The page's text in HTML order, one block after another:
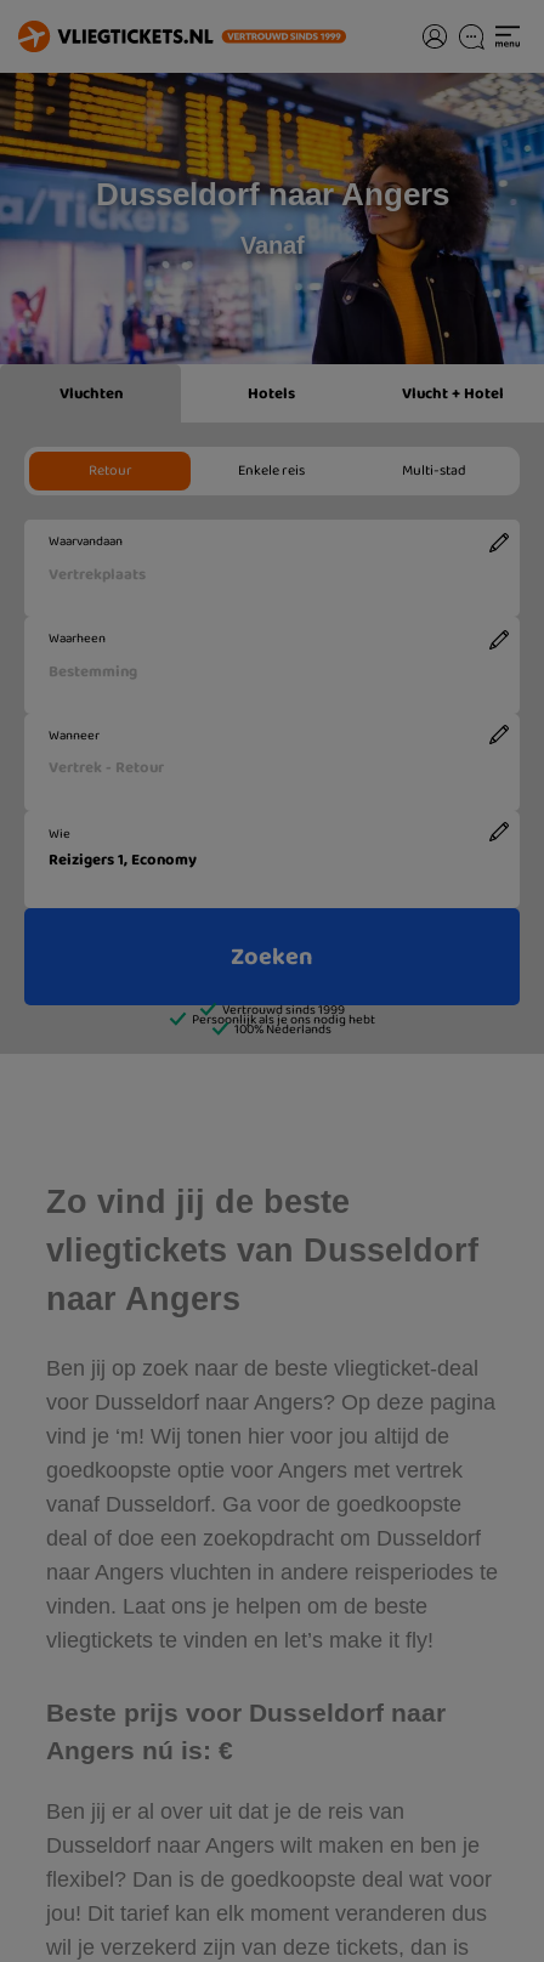
Dusseldorf naar Angers
Vanaf
Zo vind jij de beste
vliegtickets van Dusseldorf
naar Angers
Ben jij op zoek naar de beste vliegticket-deal
voor Dusseldorf naar Angers? Op deze pagina
vind je ‘m! Wij tonen hier voor jou altijd de
goedkoopste optie voor Angers met vertrek
vanaf Dusseldorf. Ga voor de goedkoopste
deal of doe een zoekopdracht om Dusseldorf
naar Angers vluchten in andere reisperiodes te
vinden. Laat ons je helpen om de beste
vliegtickets te vinden en let’s make it fly!
Beste prijs voor Dusseldorf naar
Angers nú is: €
Ben jij er al over uit dat je de reis van
Dusseldorf naar Angers wilt maken en ben je
flexibel? Dan is de goedkoopste deal wat voor
jou! Dit tarief kan elk moment veranderen dus
wil je verzekerd zijn van deze tickets, dan is